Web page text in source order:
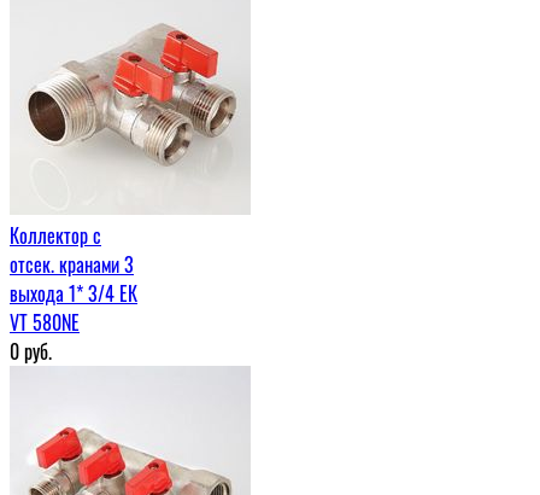
Коллектор с
отсек. кранами 3
выхода 1* 3/4 ЕК
VT 580NE
0руб.